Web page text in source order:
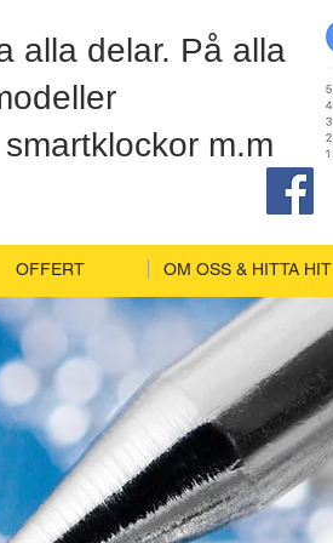
alla delar. På alla
m.m
OFFERT OM OSS & HITTA HIT